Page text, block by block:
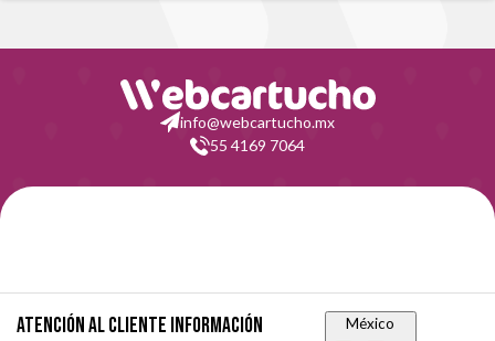
info@webcartucho.mx
55 4169 7064
Atención al cliente Información México